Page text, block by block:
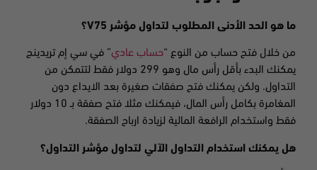
ما هو الحد الأدنى المطلوب لتداول مؤشر V75؟
من خلال فتح حساب من النوع “حساب عادي” في سي إم تريدينج
يمكنك البدء بأقل رأس مال وهو 299 دولار فقط لتتمكن من
التداول. ولكن يمكنك فتح صفقات صغيرة بعد الايداع دون
المغامرة بكامل رأس المال، فيمكنك مثلا فتح صفقة بـ 10 دولار
فقط واستخدام الرافعة المالية لزيادة ارباح الصفقة.
هل يمكنك استخدام التداول الآلي لتداول مؤشر التداول؟